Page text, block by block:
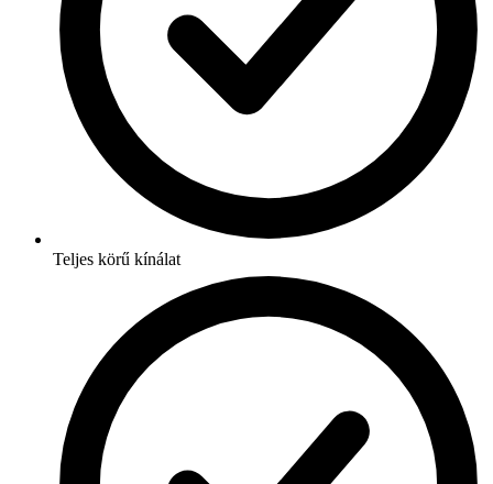
Teljes körű kínálat